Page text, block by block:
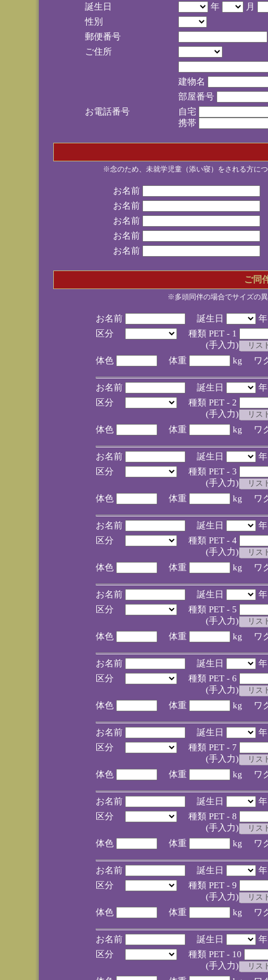
誕生日
年
月
性別
郵便番号
ご住所
建物名
部屋番号
お電話番号
自宅
携帯
※念のため、未就学児童（添い寝）をされる方に
お名前
お名前
お名前
お名前
お名前
ご同
※多頭同伴の場合でサイズの
お名前 誕生日
区分
種類 PET - 1
(手入力)
体色
体重 kg ワ
お名前 誕生日
区分
種類 PET - 2
(手入力)
体色
体重 kg ワ
お名前 誕生日
区分
種類 PET - 3
(手入力)
体色
体重 kg ワ
お名前 誕生日
区分
種類 PET - 4
(手入力)
体色
体重 kg ワ
お名前 誕生日
区分
種類 PET - 5
(手入力)
体色
体重 kg ワ
お名前 誕生日
区分
種類 PET - 6
(手入力)
体色
体重 kg ワ
お名前 誕生日
区分
種類 PET - 7
(手入力)
体色
体重 kg ワ
お名前 誕生日
区分
種類 PET - 8
(手入力)
体色
体重 kg ワ
お名前 誕生日
区分
種類 PET - 9
(手入力)
体色
体重 kg ワ
お名前 誕生日
区分
種類 PET - 10
(手入力)